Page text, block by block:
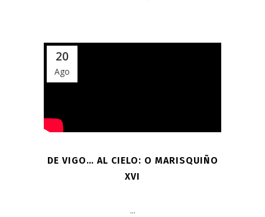
20
Ago
DE VIGO… AL CIELO: O MARISQUIÑO
XVI
...